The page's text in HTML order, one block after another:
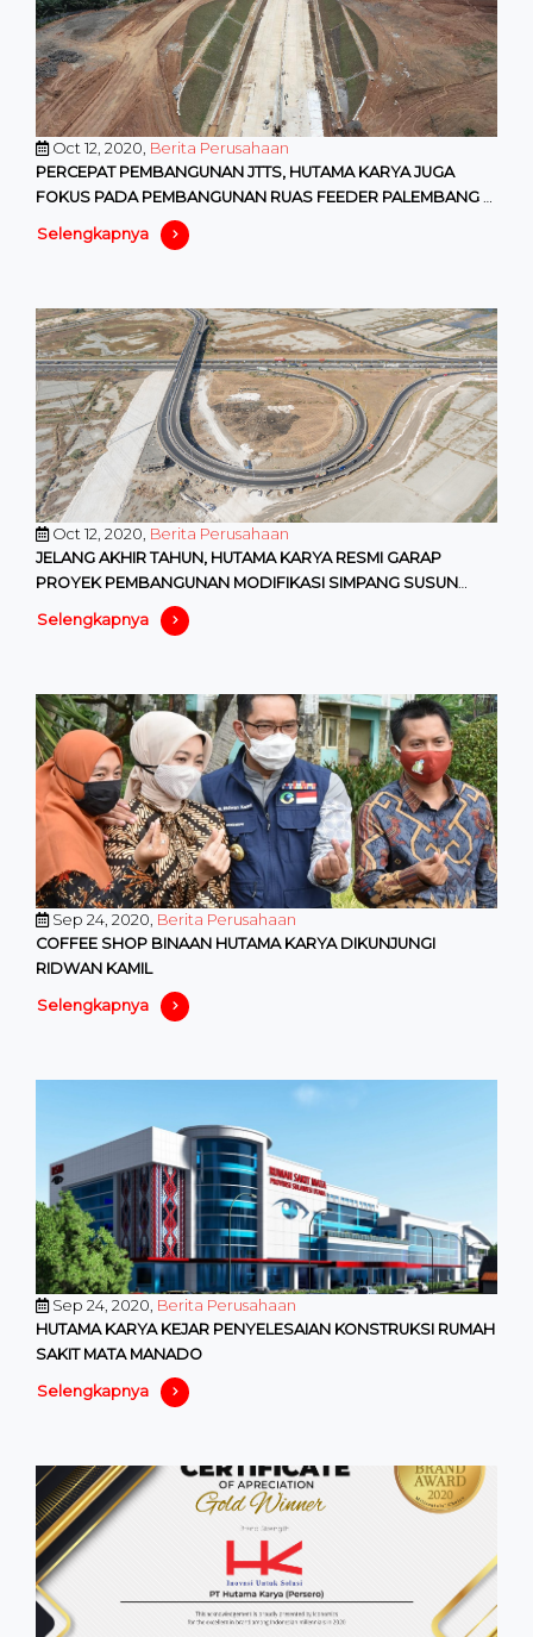
Oct 12, 2020, Berita Perusahaan
PERCEPAT PEMBANGUNAN JTTS, HUTAMA KARYA JUGA
FOKUS PADA PEMBANGUNAN RUAS FEEDER PALEMBANG -
BENGKULU
Selengkapnya
Oct 12, 2020, Berita Perusahaan
JELANG AKHIR TAHUN, HUTAMA KARYA RESMI GARAP
PROYEK PEMBANGUNAN MODIFIKASI SIMPANG SUSUN
ROMOKALISARI JALAN TOL SURABAYA
Selengkapnya
Sep 24, 2020, Berita Perusahaan
COFFEE SHOP BINAAN HUTAMA KARYA DIKUNJUNGI
RIDWAN KAMIL
Selengkapnya
Sep 24, 2020, Berita Perusahaan
HUTAMA KARYA KEJAR PENYELESAIAN KONSTRUKSI RUMAH
SAKIT MATA MANADO
Selengkapnya